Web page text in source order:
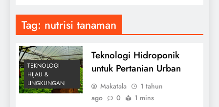
Tag: nutrisi tanaman
TEKNOLOGI
HIJAU &
LINGKUNGAN
Teknologi Hidroponik
untuk Pertanian Urban
Makatala
1 tahun
ago
0 1 mins